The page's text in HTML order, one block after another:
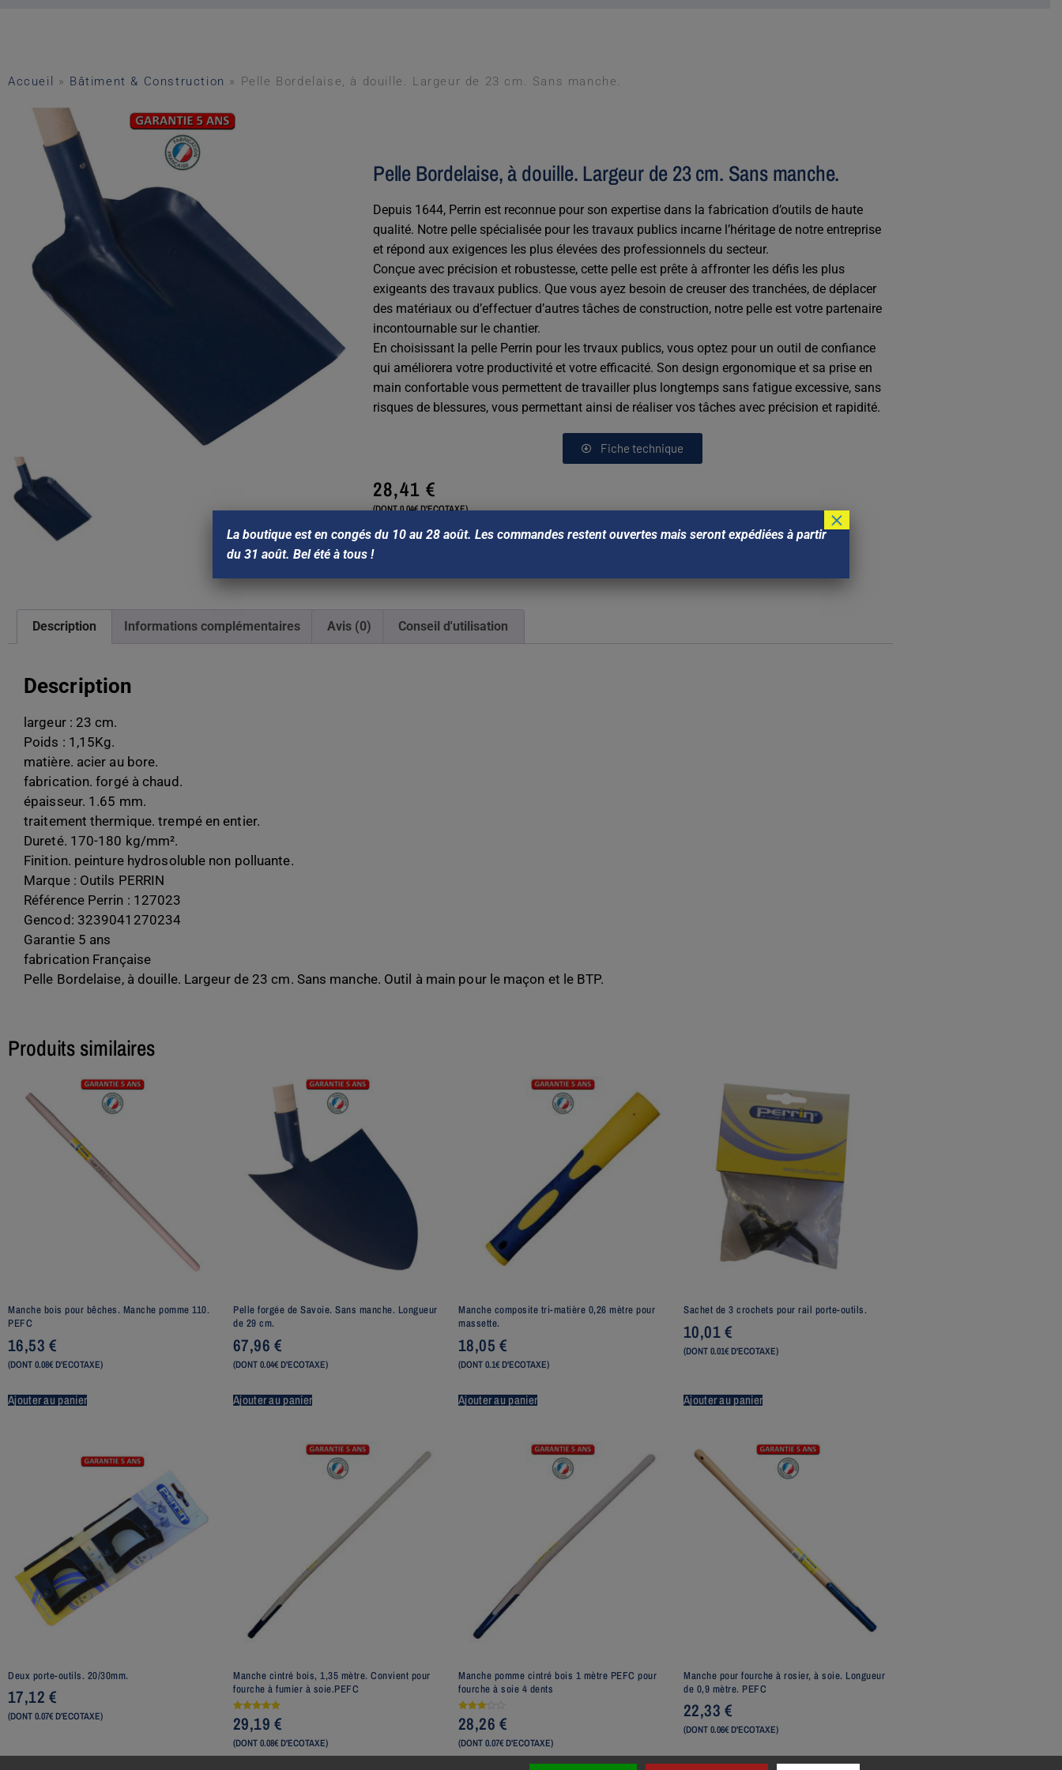
Accueil » Bâtiment & Construction » Pelle Bordelaise, à douille. Largeur de 23 cm. Sans manche.
Pelle Bordelaise, à douille. Largeur de 23 cm. Sans manche.
Depuis 1644, Perrin est reconnue pour son expertise dans la fabrication d’outils de haute
qualité. Notre pelle spécialisée pour les travaux publics incarne l’héritage de notre entreprise
et répond aux exigences les plus élevées des professionnels du secteur.
Conçue avec précision et robustesse, cette pelle est prête à affronter les défis les plus
exigeants des travaux publics. Que vous ayez besoin de creuser des tranchées, de déplacer
des matériaux ou d’effectuer d’autres tâches de construction, notre pelle est votre partenaire
incontournable sur le chantier.
En choisissant la pelle Perrin pour les trvaux publics, vous optez pour un outil de confiance
qui améliorera votre productivité et votre efficacité. Son design ergonomique et sa prise en
main confortable vous permettent de travailler plus longtemps sans fatigue excessive, sans
risques de blessures, vous permettant ainsi de réaliser vos tâches avec précision et rapidité.
Fiche technique
28,41€
(DONT 0.04€ D'ECOTAXE)
Description Informations complémentaires Avis (0) Conseil d'utilisation
Description
largeur : 23 cm.
Poids : 1,15Kg.
matière. acier au bore.
fabrication. forgé à chaud.
épaisseur. 1.65 mm.
traitement thermique. trempé en entier.
Dureté. 170-180 kg/mm².
Finition. peinture hydrosoluble non polluante.
Marque : Outils PERRIN
Référence Perrin : 127023
Gencod: 3239041270234
Garantie 5 ans
fabrication Française
Pelle Bordelaise, à douille. Largeur de 23 cm. Sans manche. Outil à main pour le maçon et le BTP.
Produits similaires
Manche bois pour bêches. Manche pomme 110.
PEFC
16,53€
(DONT 0.08€ D'ECOTAXE)
Ajouter au panier
Pelle forgée de Savoie. Sans manche. Longueur
de 29 cm.
67,96€
(DONT 0.04€ D'ECOTAXE)
Ajouter au panier
Manche composite tri-matière 0,26 mètre pour
massette.
18,05€
(DONT 0.1€ D'ECOTAXE)
Ajouter au panier
Sachet de 3 crochets pour rail porte-outils.
10,01€
(DONT 0.01€ D'ECOTAXE)
Ajouter au panier
Deux porte-outils. 20/30mm.
17,12€
(DONT 0.07€ D'ECOTAXE)
Manche cintré bois, 1,35 mètre. Convient pour
fourche à fumier à soie.PEFC
Note
5.00
sur 5
29,19€
(DONT 0.08€ D'ECOTAXE)
Manche pomme cintré bois 1 mètre PEFC pour
fourche à soie 4 dents
Note
3.00
sur 5
28,26€
(DONT 0.07€ D'ECOTAXE)
Manche pour fourche à rosier, à soie. Longueur
de 0,9 mètre. PEFC
22,33€
(DONT 0.06€ D'ECOTAXE)
La boutique est en congés du 10 au 28 août. Les commandes restent ouvertes mais seront expédiées à partir
du 31 août. Bel été à tous !
×